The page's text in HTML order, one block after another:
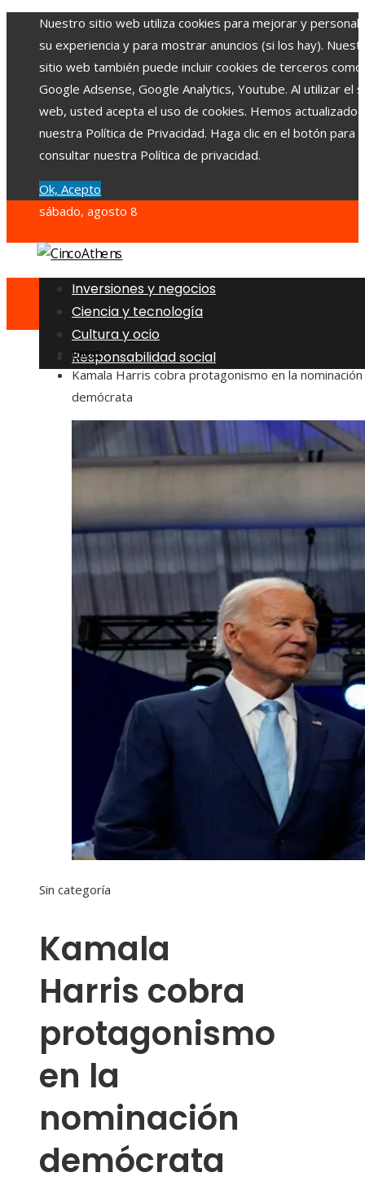
Nuestro sitio web utiliza cookies para mejorar y
su experiencia y para mostrar anuncios (si los hay).
sitio web también puede incluir cookies de terceros como
Google Adsense, Google Analytics, Youtube. Al utilizar el
web, usted acepta el uso de cookies. Hemos actualizado
nuestra Política de Privacidad. Haga clic en el botón para
consultar nuestra Política de privacidad.
Ok, Acepto
sábado, agosto 8
Inversiones y negocios
Ciencia y tecnología
Cultura y ocio
Responsabilidad social
Inicio
Kamala Harris cobra protagonismo en la nominación
demócrata
Sin categoría
Kamala
Harris cobra
protagonismo
en la
nominación
demócrata